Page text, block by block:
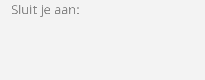
Sluit je aan: